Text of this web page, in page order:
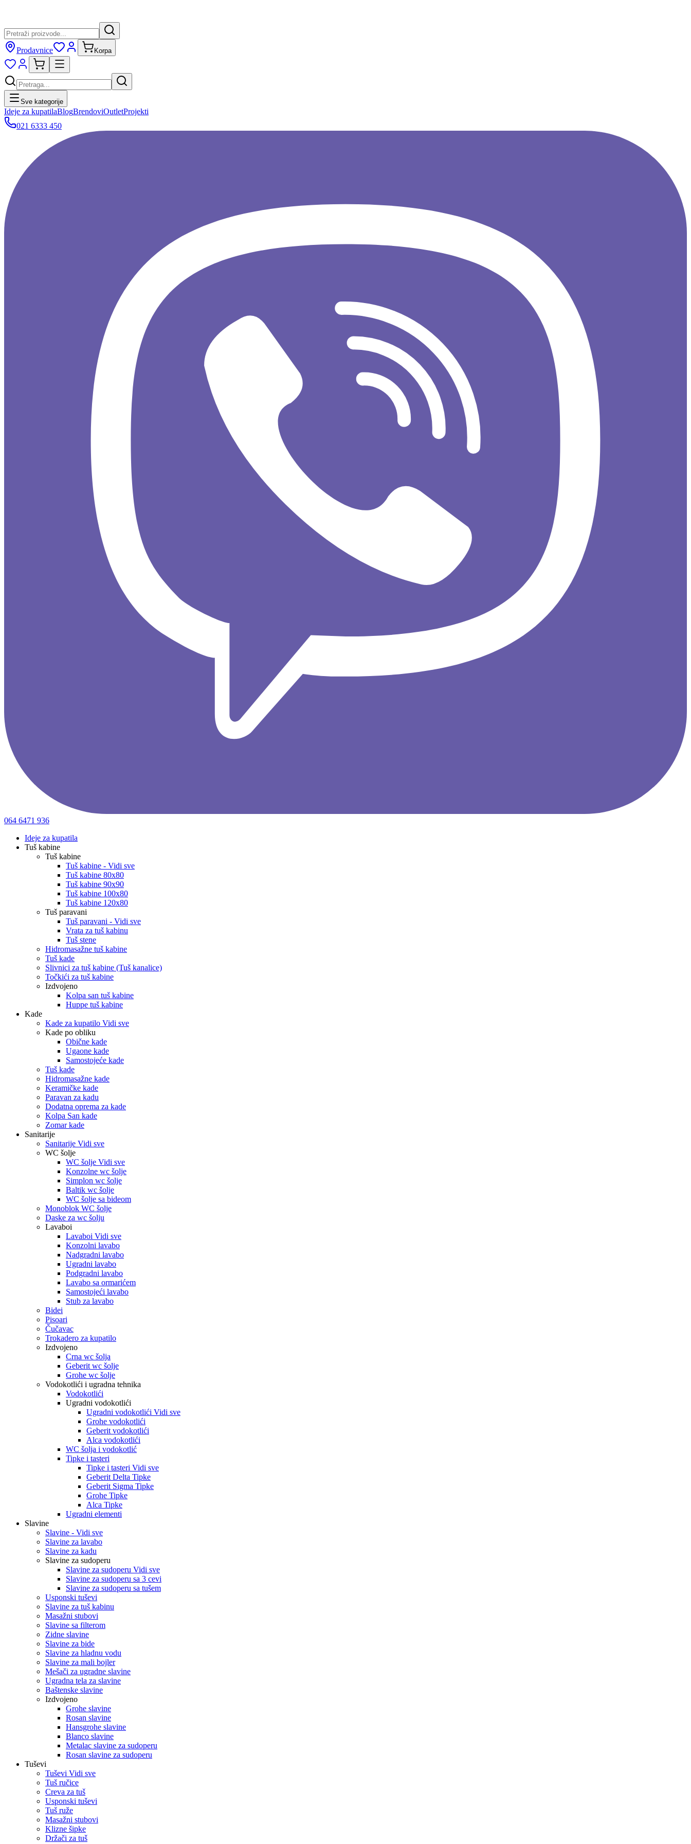
Prodavnice Korpa
Sve kategorije
Ideje za kupatilaBlogBrendoviOutletProjekti
021 6333 450
064 6471 936
Ideje za kupatila
Tuš kabine
Tuš kabine
Tuš kabine - Vidi sve
Tuš kabine 80x80
Tuš kabine 90x90
Tuš kabine 100x80
Tuš kabine 120x80
Tuš paravani
Tuš paravani - Vidi sve
Vrata za tuš kabinu
Tuš stene
Hidromasažne tuš kabine
Tuš kade
Slivnici za tuš kabine (Tuš kanalice)
Točkići za tuš kabine
Izdvojeno
Kolpa san tuš kabine
Huppe tuš kabine
Kade
Kade za kupatilo Vidi sve
Kade po obliku
Obične kade
Ugaone kade
Samostojeće kade
Tuš kade
Hidromasažne kade
Keramičke kade
Paravan za kadu
Dodatna oprema za kade
Kolpa San kade
Zomar kade
Sanitarije
Sanitarije Vidi sve
WC šolje
WC šolje Vidi sve
Konzolne wc šolje
Simplon wc šolje
Baltik wc šolje
WC šolje sa bideom
Monoblok WC šolje
Daske za wc šolju
Lavaboi
Lavaboi Vidi sve
Konzolni lavabo
Nadgradni lavabo
Ugradni lavabo
Podgradni lavabo
Lavabo sa ormarićem
Samostojeći lavabo
Stub za lavabo
Bidei
Pisoari
Čučavac
Trokadero za kupatilo
Izdvojeno
Crna wc šolja
Geberit wc šolje
Grohe wc šolje
Vodokotlići i ugradna tehnika
Vodokotlići
Ugradni vodokotlići
Ugradni vodokotlići Vidi sve
Grohe vodokotlići
Geberit vodokotlići
Alca vodokotlići
WC šolja i vodokotlić
Tipke i tasteri
Tipke i tasteri Vidi sve
Geberit Delta Tipke
Geberit Sigma Tipke
Grohe Tipke
Alca Tipke
Ugradni elementi
Slavine
Slavine - Vidi sve
Slavine za lavabo
Slavine za kadu
Slavine za sudoperu
Slavine za sudoperu Vidi sve
Slavine za sudoperu sa 3 cevi
Slavine za sudoperu sa tušem
Usponski tuševi
Slavine za tuš kabinu
Masažni stubovi
Slavine sa filterom
Zidne slavine
Slavine za bide
Slavine za hladnu vodu
Slavine za mali bojler
Mešači za ugradne slavine
Ugradna tela za slavine
Baštenske slavine
Izdvojeno
Grohe slavine
Rosan slavine
Hansgrohe slavine
Blanco slavine
Metalac slavine za sudoperu
Rosan slavine za sudoperu
Tuševi
Tuševi Vidi sve
Tuš ručice
Creva za tuš
Usponski tuševi
Tuš ruže
Masažni stubovi
Klizne šipke
Držači za tuš